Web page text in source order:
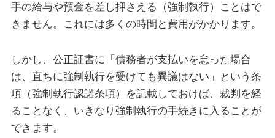
手の給与や預金を差し押さえる（強制執行）ことはで
きません。これには多くの時間と費用がかかります。
しかし、公正証書に「債務者が支払いを怠った場合
は、直ちに強制執行を受けても異議はない」という条
項（強制執行認諾条項）を記載しておけば、裁判を経
ることなく、いきなり強制執行の手続きに入ることが
できます。